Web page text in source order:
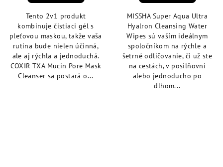
z
5
hviezdičiek.
Tento 2v1 produkt
kombinuje čistiaci gél s
pleťovou maskou, takže vaša
rutina bude nielen účinná,
ale aj rýchla a jednoduchá.
COXIR TXA Mucin Pore Mask
Cleanser sa postará o...
z
5
hviezdičiek.
MISSHA Super Aqua Ultra
Hyalron Cleansing Water
Wipes sú vaším ideálnym
spoločníkom na rýchle a
šetrné odličovanie, či už ste
na cestách, v posilňovni
alebo jednoducho po
dlhom...